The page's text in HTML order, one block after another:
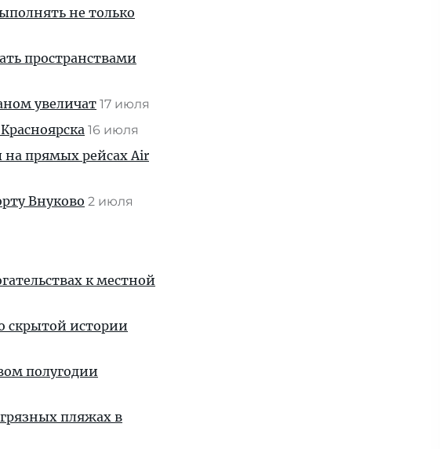
не только
пространствами
увеличат 17 июля
16 июля
на прямых рейсах Air
Внуково 2 июля
к местной
скрытой истории
полугодии
грязных пляжах в